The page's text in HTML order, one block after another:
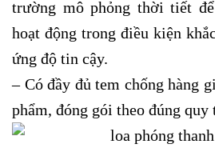
trường mô phỏng thời tiết
hoạt động trong điều kiện
ứng độ tin cậy.
– Có đầy đủ tem chống hàng
phẩm, đóng gói theo đúng quy